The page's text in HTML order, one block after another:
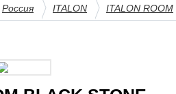
Россия ITALON ITALON ROOM